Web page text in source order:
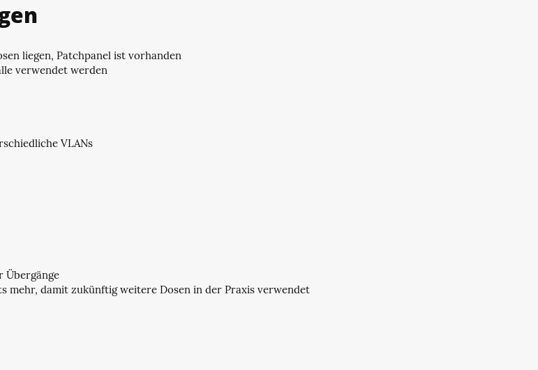
liegen, Patchpanel ist vorhanden
verwendet werden
VLANs
Übergänge
mehr, damit zukünftig weitere Dosen in der Praxis verwendet